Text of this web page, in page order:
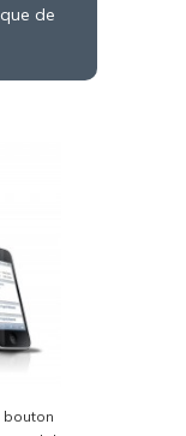
de
bouton